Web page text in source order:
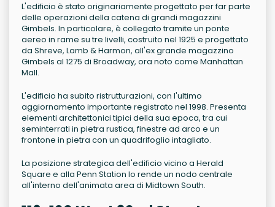
L'edificio è stato originariamente progettato per far parte
delle operazioni della catena di grandi magazzini
Gimbels. In particolare, è collegato tramite un ponte
aereo in rame su tre livelli, costruito nel 1925 e progettato
da Shreve, Lamb & Harmon, all'ex grande magazzino
Gimbels al 1275 di Broadway, ora noto come Manhattan
Mall.
L'edificio ha subito ristrutturazioni, con l'ultimo
aggiornamento importante registrato nel 1998. Presenta
elementi architettonici tipici della sua epoca, tra cui
seminterrati in pietra rustica, finestre ad arco e un
frontone in pietra con un quadrifoglio intagliato.
La posizione strategica dell'edificio vicino a Herald
Square e alla Penn Station lo rende un nodo centrale
all'interno dell'animata area di Midtown South.